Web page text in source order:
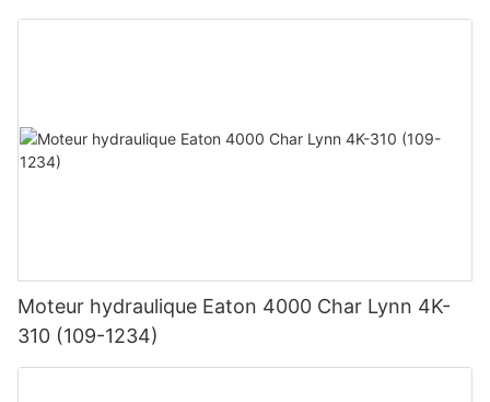
Moteur hydraulique Eaton 4000 Char Lynn 4K-
310 (109-1234)